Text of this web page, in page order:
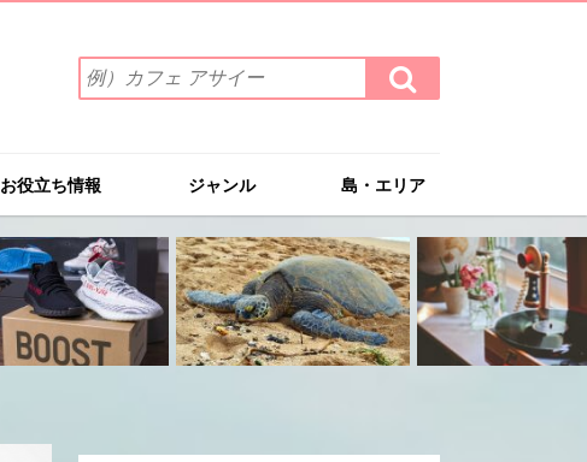
索
ワ
を
入
力
(例）
カ
フ
ェ
イ
検
索
す
お役立ち情報 ジャンル 島・エリア